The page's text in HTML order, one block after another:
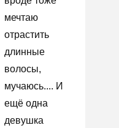
мечтаю
отрастить
длинные
волосы,
мучаюсь.... И
ещё одна
девушка